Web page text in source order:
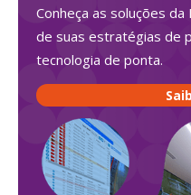
Conheça as soluções
de suas estratégias de
tecnologia de ponta.